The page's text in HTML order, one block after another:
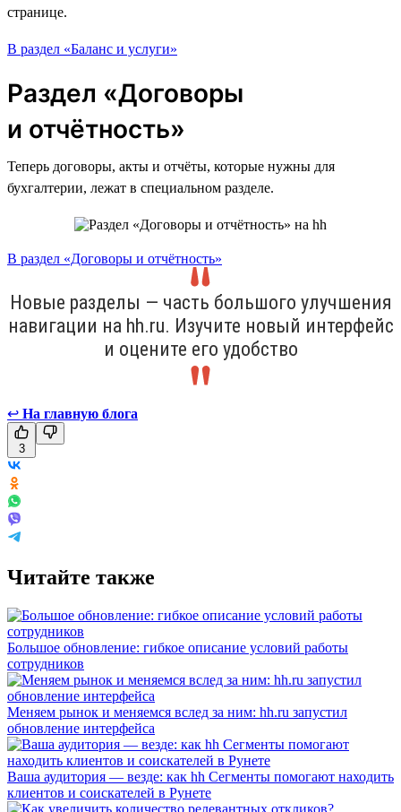
странице.
В раздел «Баланс и услуги»
Раздел «Договоры
и отчётность»
Теперь договоры, акты и отчёты, которые нужны для
бухгалтерии, лежат в специальном разделе.
В раздел «Договоры и отчётность»
Новые разделы — часть большого улучшения
навигации на hh.ru. Изучите новый интерфейс
и оцените его удобство
↩ На главную блога
3
Читайте также
Большое обновление: гибкое описание условий работы
сотрудников
Меняем рынок и меняемся вслед за ним: hh.ru запустил
обновление интерфейса
Ваша аудитория — везде: как hh Сегменты помогают находить
клиентов и соискателей в Рунете